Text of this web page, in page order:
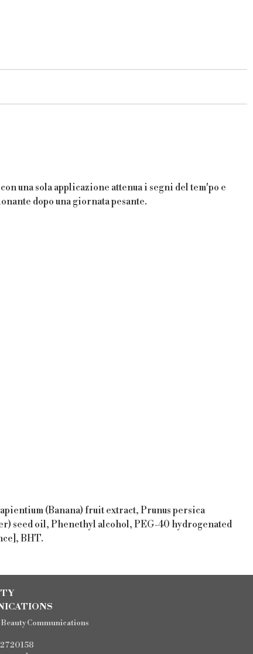
una sola applicazione attenua i segni del tem'po e
dopo una giornata pesante.
(Banana) fruit extract, Prunus persica
seed oil, Phenethyl alcohol, PEG-40 hydrogenated
BHT.
Communications